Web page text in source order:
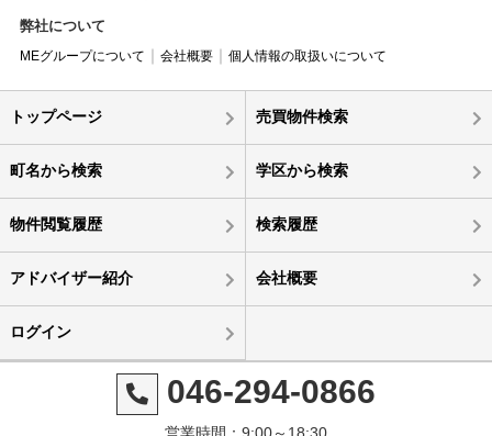
弊社について
MEグループについて 会社概要 個人情報の取扱いについて
トップページ 売買物件検索
町名から検索 学区から検索
物件閲覧履歴 検索履歴
アドバイザー紹介 会社概要
ログイン
046-294-0866